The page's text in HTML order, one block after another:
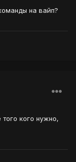
на вайп?
кого нужно,